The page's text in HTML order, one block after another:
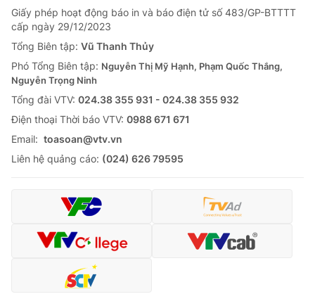
Giấy phép hoạt động báo in và báo điện tử số 483/GP-BTTTT
cấp ngày 29/12/2023
Tổng Biên tập: Vũ Thanh Thủy
Phó Tổng Biên tập: Nguyễn Thị Mỹ Hạnh, Phạm Quốc Thắng,
Nguyễn Trọng Ninh
Tổng đài VTV: 024.38 355 931 - 024.38 355 932
Ðiện thoại Thời báo VTV: 0988 671 671
Email: toasoan@vtv.vn
Liên hệ quảng cáo: (024) 626 79595